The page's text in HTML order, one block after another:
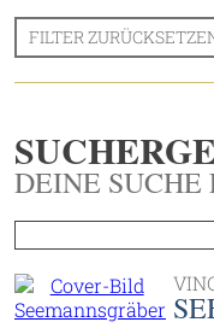
FILTER
DEINE SUCHE